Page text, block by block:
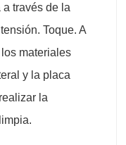
través de la
Toque. A
materiales
y la placa
la